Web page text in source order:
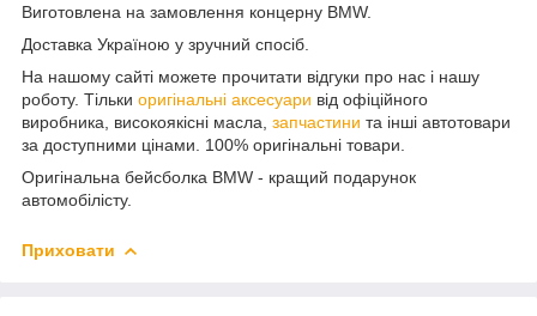
Виготовлена на замовлення концерну BMW.
Доставка Україною у зручний спосіб.
На нашому сайті можете прочитати відгуки про нас і нашу
роботу. Тільки оригінальні аксесуари від офіційного
виробника, високоякісні масла, запчастини та інші автотовари
за доступними цінами. 100% оригінальні товари.
Оригінальна бейсболка BMW - кращий подарунок
автомобілісту.
Приховати